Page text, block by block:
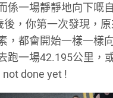
係一場靜靜地向下嘅
，你第一次發現，
，都會開始一樣一樣
跑一場42.195公里，
done yet !